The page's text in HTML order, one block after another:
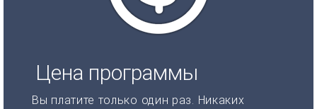
Цена программы
Вы платите только один раз. Никаких